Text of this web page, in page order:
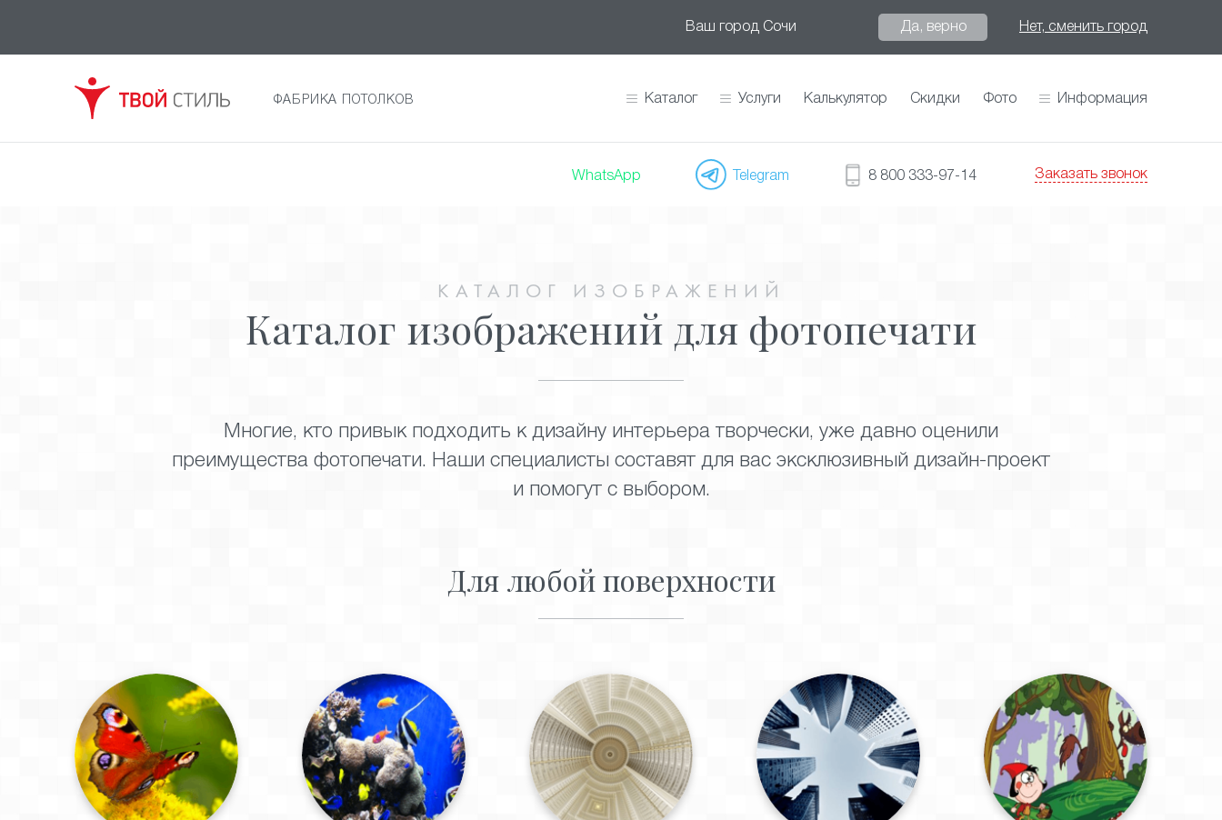
Ваш город Сочи Да, верно Нет, сменить город
ФАБРИКА ПОТОЛКОВ Каталог Услуги Калькулятор Скидки Фото Информация
WhatsApp Telegram 8 800 333-97-14 Заказать звонок
КАТАЛОГ ИЗОБРАЖЕНИЙ
Каталог изображений для фотопечати
Многие, кто привык подходить к дизайну интерьера творчески, уже давно оценили
преимущества фотопечати. Наши специалисты составят для вас эксклюзивный дизайн-проект
и помогут с выбором.
Для любой поверхности